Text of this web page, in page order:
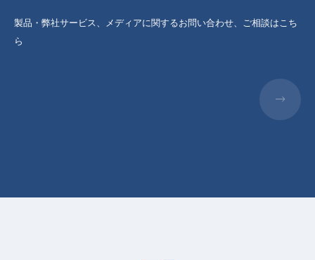
製品・弊社サービス、メディアに関するお問い合わせ、ご相談はこち
ら